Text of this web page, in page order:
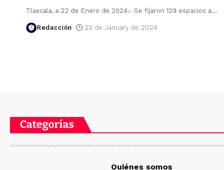
Tlaxcala, a 22 de Enero de 2024.- Se fijaron 129 espacios a…
Redacción 22 de January de 2024
Categorías
Quiénes somos